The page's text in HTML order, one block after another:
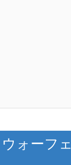
ォーフェ